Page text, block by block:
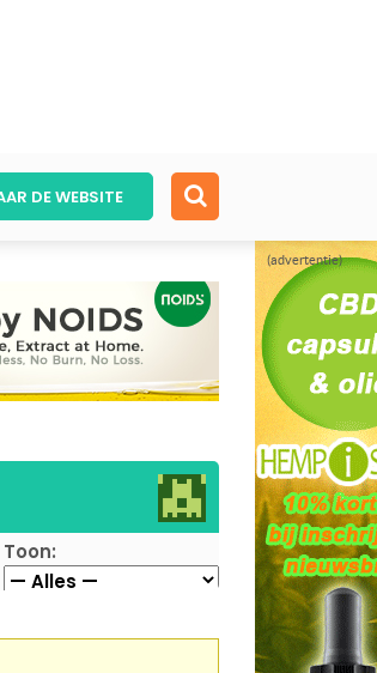
(advertentie)
DEWEBSITE
Toon: